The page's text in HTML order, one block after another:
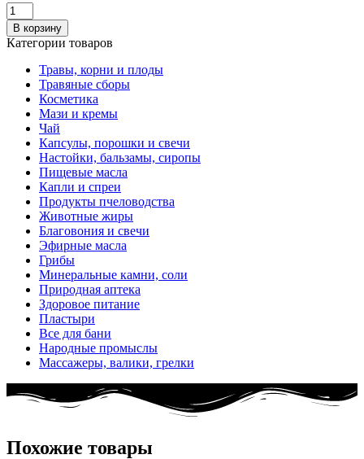
Количество
СПРЕЙ
для
"ЭКСПРЕСС-
УХОД
В корзину
Категории товаров
Травы, корни и плоды
Травяные сборы
Косметика
Мази и кремы
Чай
Капсулы, порошки и свечи
Настойки, бальзамы, сиропы
Пищевые масла
Капли и спреи
Продукты пчеловодства
Животные жиры
Благовония и свечи
Эфирные масла
Грибы
Минеральные камни, соли
Природная аптека
Здоровое питание
Пластыри
Все для бани
Народные промыслы
Массажеры, валики, грелки​
Похожие товары